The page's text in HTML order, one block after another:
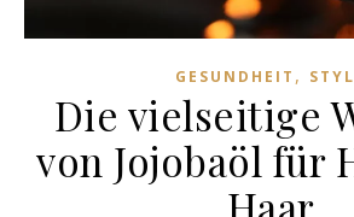
GESUNDHEIT ,
Die vielseitige
von Jojobaöl für
Haar